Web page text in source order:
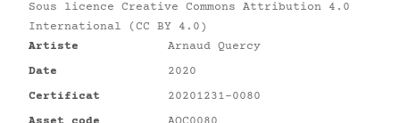
Sous licence Creative Commons Attribution 4.0
International (CC BY 4.0)
Artiste
Arnaud Quercy
Date
2020
Certificat
20201231-0080